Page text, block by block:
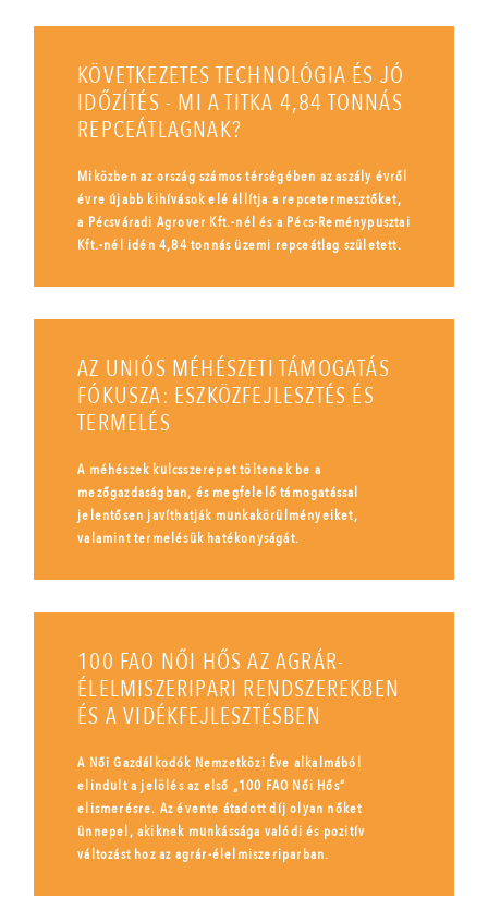
KÖVETKEZETES TECHNOLÓGIA ÉS JÓ
IDŐZÍTÉS - MI A TITKA 4,84 TONNÁS
REPCEÁTLAGNAK?
Miközben az ország számos térségében az aszály évről
évre újabb kihívások elé állítja a repcetermesztőket,
a Pécsváradi Agrover Kft.-nél és a Pécs-Reménypusztai
Kft.-nél idén 4,84 tonnás üzemi repceátlag született.
AZ UNIÓS MÉHÉSZETI TÁMOGATÁS
FÓKUSZA: ESZKÖZFEJLESZTÉS ÉS
TERMELÉS
A méhészek kulcsszerepet töltenek be a
mezőgazdaságban, és megfelelő támogatással
jelentősen javíthatják munkakörülményeiket,
valamint termelésük hatékonyságát.
100 FAO NŐI HŐS AZ AGRÁR-
ÉLELMISZERIPARI RENDSZEREKBEN
ÉS A VIDÉKFEJLESZTÉSBEN
A Női Gazdálkodók Nemzetközi Éve alkalmából
elindult a jelölés az első „100 FAO Női Hős”
elismerésre. Az évente átadott díj olyan nőket
ünnepel, akiknek munkássága valódi és pozitív
változást hoz az agrár-élelmiszeriparban.